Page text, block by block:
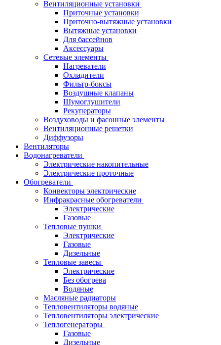
Вентиляционные установки
Приточные установки
Приточно-вытяжные установки
Вытяжные установки
Для бассейнов
Аксессуары
Сетевые элементы
Нагреватели
Охладители
Фильтр-боксы
Воздушные клапаны
Шумоглушители
Рекуператоры
Воздуховоды и фасонные элементы
Вентиляционные решетки
Диффузоры
Вентиляторы
Водонагреватели
Электрические накопительные
Электрические проточные
Обогреватели
Конвекторы электрические
Инфракрасные обогреватели
Электрические
Газовые
Тепловые пушки
Электрические
Газовые
Дизельные
Тепловые завесы
Электрические
Без обогрева
Водяные
Масляные радиаторы
Тепловентиляторы водяные
Тепловентиляторы электрические
Теплогенераторы
Газовые
Дизельные